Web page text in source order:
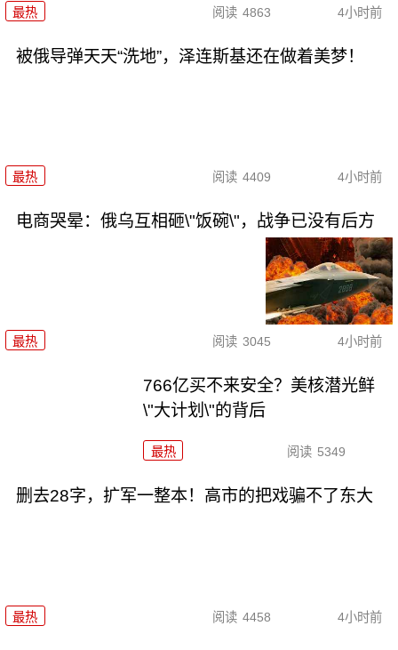
最热 阅读 4863 4小时前
被俄导弹天天“洗地”，泽连斯基还在做着美梦！
最热 阅读 4409 4小时前
电商哭晕：俄乌互相砸\"饭碗\"，战争已没有后方
最热 阅读 3045 4小时前
766亿买不来安全？美核潜光鲜
\"大计划\"的背后
最热 阅读 5349
删去28字，扩军一整本！高市的把戏骗不了东大
最热 阅读 4458 4小时前